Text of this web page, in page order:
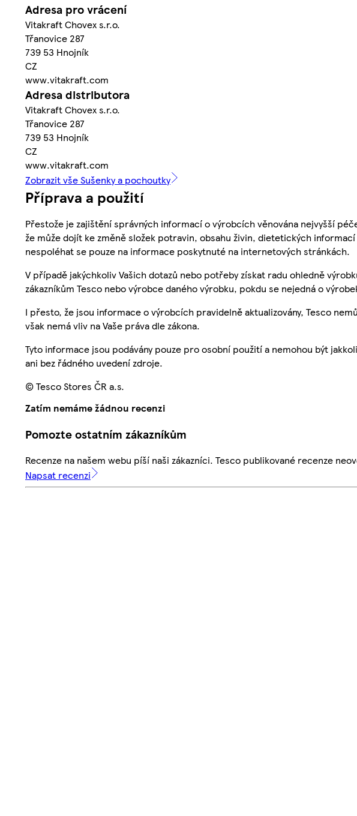
Adresa pro vrácení
Vitakraft Chovex s.r.o.
Třanovice 287
739 53 Hnojník
CZ
www.vitakraft.com
Adresa distributora
Vitakraft Chovex s.r.o.
Třanovice 287
739 53 Hnojník
CZ
www.vitakraft.com
Zobrazit vše Sušenky a pochoutky
Příprava a použití
Přestože je zajištění správných informací o výrobcích věnována nejvyšší
že může dojít ke změně složek potravin, obsahu živin, dietetických
nespoléhat se pouze na informace poskytnuté na internetových stránkách.
V případě jakýchkoliv Vašich dotazů nebo potřeby získat radu ohledně
zákazníkům Tesco nebo výrobce daného výrobku, pokdu se nejedná o
I přesto, že jsou informace o výrobcích pravidelně aktualizovány, Tesco
však nemá vliv na Vaše práva dle zákona.
Tyto informace jsou podávány pouze pro osobní použití a nemohou být
ani bez řádného uvedení zdroje.
© Tesco Stores ČR a.s.
Zatím nemáme žádnou recenzi
Pomozte ostatním zákazníkům
Recenze na našem webu píší naši zákazníci. Tesco publikované recenze
Napsat recenzi